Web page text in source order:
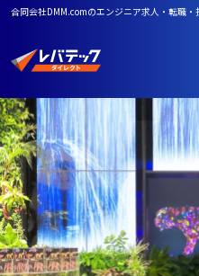
合同会社DMM.comのエンジニア求人・転職